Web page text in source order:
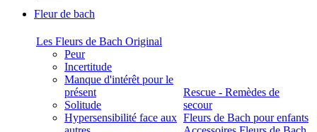
Fleur de bach
Les Fleurs de Bach Original
Peur
Incertitude
Manque d'intérêt pour le
présent
Solitude
Hypersensibilité face aux
Rescue - Remèdes de
secour
Fleurs de Bach pour enfants